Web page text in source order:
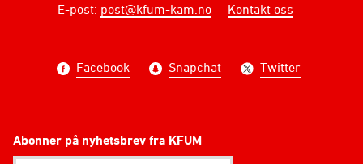
E-post: post@kfum-kam.no Kontakt oss
Facebook Snapchat Twitter
Abonner på nyhetsbrev fra KFUM